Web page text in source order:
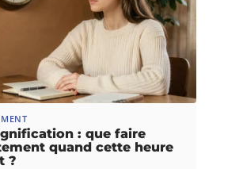
: que faire
quand cette heure
?